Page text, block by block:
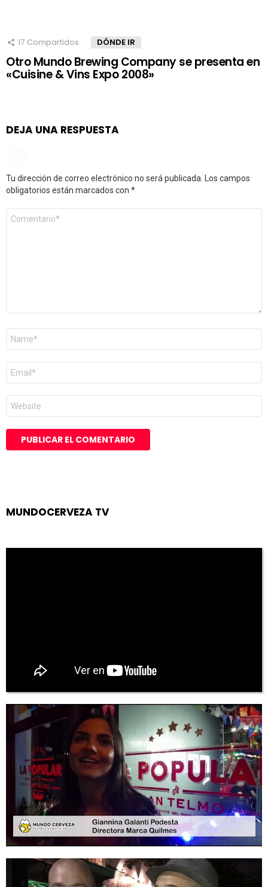
17 Compartidos DÓNDE IR
Otro Mundo Brewing Company se presenta en
«Cuisine & Vins Expo 2008»
DEJA UNA RESPUESTA
Tu dirección de correo electrónico no será publicada. Los campos
obligatorios están marcados con *
Comentario
Nombre
Correo
electrónico
*
Web
MUNDOCERVEZA TV